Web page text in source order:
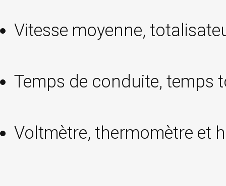
Vitesse moyenne,
Temps de conduite, temps
Voltmètre, thermomètre et